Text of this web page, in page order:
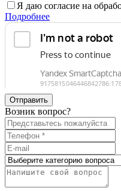
Я даю согласие на
Подробнее
Отправить
Возник вопрос?